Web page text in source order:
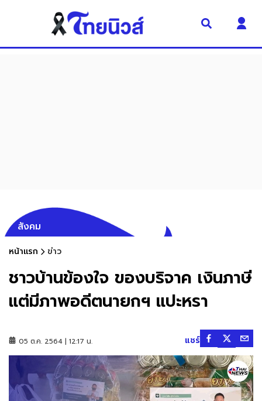
สังคม
หน้าแรก ข่าว
ชาวบ้านข้องใจ ของบริจาค เงินภาษี
แต่มีภาพอดีตนายกฯ แปะหรา
05 ต.ค. 2564 | 12:17 น. แชร์